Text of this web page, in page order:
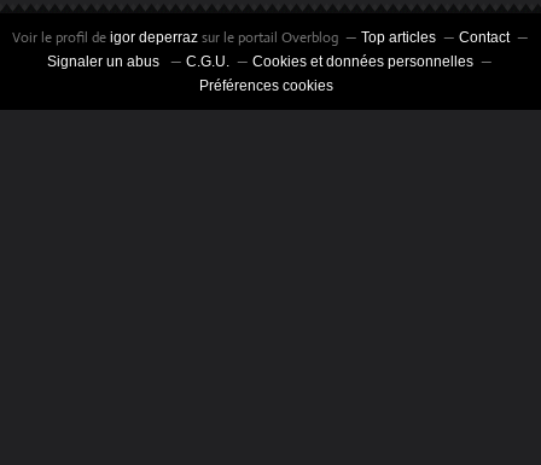
Voir le profil de igor deperraz sur le portail Overblog Top articles
Contact
Signaler un abus
C.G.U.
Cookies et données personnelles
Préférences cookies